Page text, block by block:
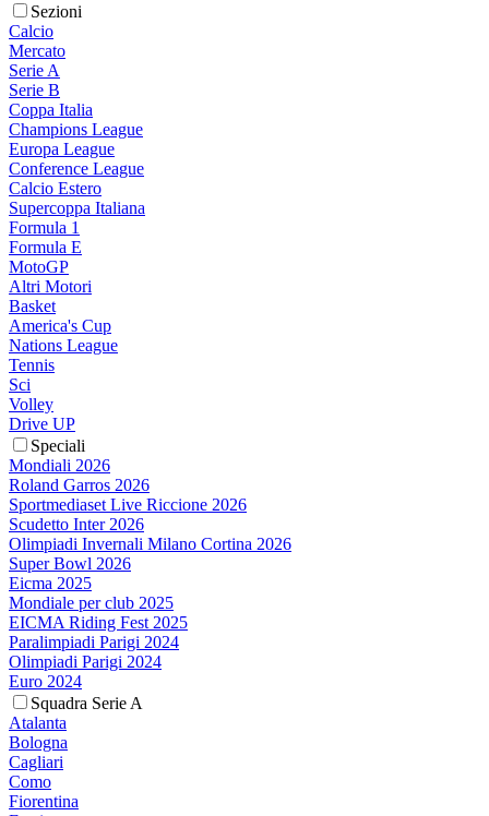
Sezioni
Calcio
Mercato
Serie A
Serie B
Coppa Italia
Champions League
Europa League
Conference League
Calcio Estero
Supercoppa Italiana
Formula 1
Formula E
MotoGP
Altri Motori
Basket
America's Cup
Nations League
Tennis
Sci
Volley
Drive UP
Speciali
Mondiali 2026
Roland Garros 2026
Sportmediaset Live Riccione 2026
Scudetto Inter 2026
Olimpiadi Invernali Milano Cortina 2026
Super Bowl 2026
Eicma 2025
Mondiale per club 2025
EICMA Riding Fest 2025
Paralimpiadi Parigi 2024
Olimpiadi Parigi 2024
Euro 2024
Squadra Serie A
Atalanta
Bologna
Cagliari
Como
Fiorentina